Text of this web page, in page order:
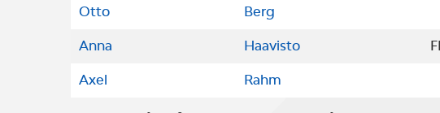
Otto Berg
Anna Haavisto
Axel Rahm